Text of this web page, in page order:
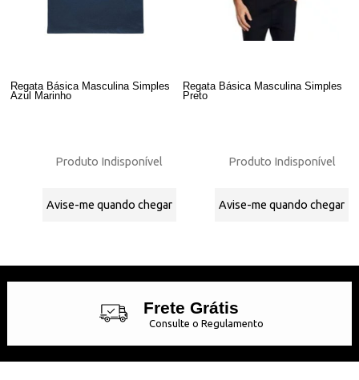
Regata Básica Masculina Simples
Azul Marinho
Produto Indisponível
Avise-me quando chegar
Regata Básica Masculina Simples
Preto
Produto Indisponível
Avise-me quando chegar
Frete Grátis
Consulte o Regulamento